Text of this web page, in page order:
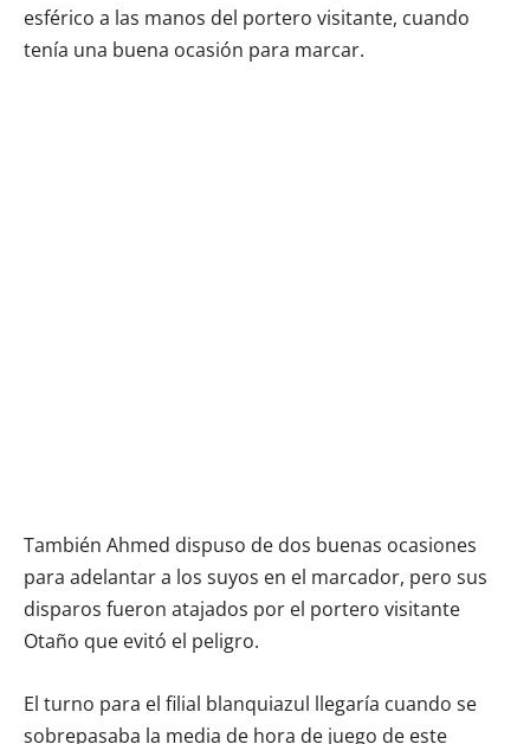
esférico a las manos del portero visitante, cuando
tenía una buena ocasión para marcar.
También Ahmed dispuso de dos buenas ocasiones
para adelantar a los suyos en el marcador, pero sus
disparos fueron atajados por el portero visitante
Otaño que evitó el peligro.
El turno para el filial blanquiazul llegaría cuando se
sobrepasaba la media de hora de juego de este